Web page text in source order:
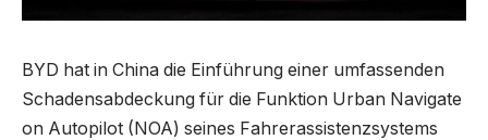
BYD hat in China die Einführung einer umfassenden
Schadensabdeckung für die Funktion Urban Navigate
on Autopilot (NOA) seines Fahrerassistenzsystems